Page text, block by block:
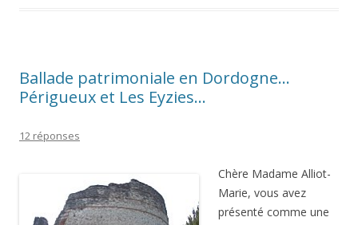
Ballade patrimoniale en Dordogne…
Périgueux et Les Eyzies…
12 réponses
Chère Madame Alliot-
Marie, vous avez
présenté comme une